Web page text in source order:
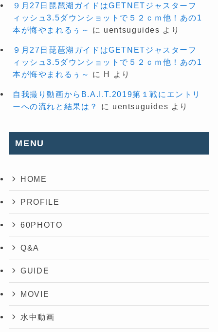
９月27日琵琶湖ガイドはGETNETジャスターフ
ィッシュ3.5ダウンショットで５２ｃｍ他！あの1
本が悔やまれるぅ～
に uentsuguides より
９月27日琵琶湖ガイドはGETNETジャスターフ
ィッシュ3.5ダウンショットで５２ｃｍ他！あの1
本が悔やまれるぅ～
に H より
自我撮り動画からB.A.I.T.2019第１戦にエントリ
ーへの流れと結果は？
に uentsuguides より
MENU
HOME
PROFILE
60PHOTO
Q&A
GUIDE
MOVIE
水中動画